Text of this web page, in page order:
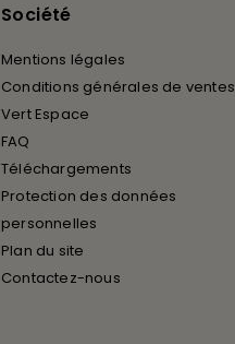
Société
Mentions légales
Conditions générales de ventes
Vert Espace
FAQ
Téléchargements
Protection des données
personnelles
Plan du site
Contactez-nous